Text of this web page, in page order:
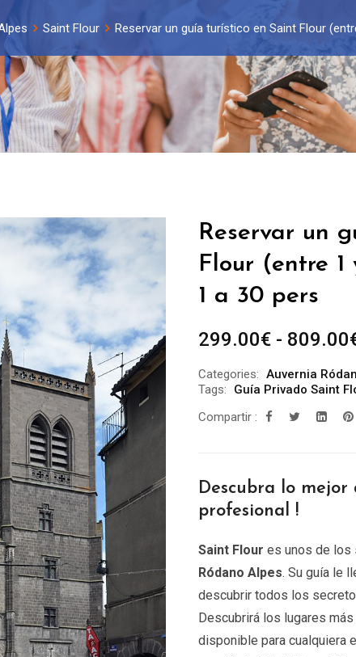
Saint Flour Reservar un guía turístico en Saint Flour
Reservar un
Flour (entre 1
1 a 30 pers
299.00€ - 809.00
Categories: Auvernia
Tags:
Guía Privado Saint
Compartir :
Descubra lo mejor
profesional !
Saint Flour es unos de los
Ródano Alpes. Su guía le
descubrir todos los
Descubrirá los lugares
disponible para cualquiera